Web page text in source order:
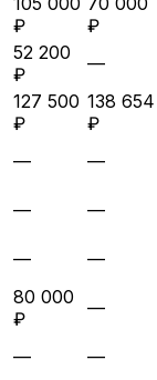
₽
₽
52 200
₽
—
127 500
₽
138 654
₽
— —
— —
— —
80 000
₽
—
— —